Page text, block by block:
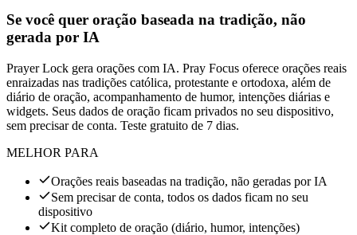
Se você quer oração baseada na tradição, não
gerada por IA
Prayer Lock gera orações com IA. Pray Focus oferece orações reais
enraizadas nas tradições católica, protestante e ortodoxa, além de
diário de oração, acompanhamento de humor, intenções diárias e
widgets. Seus dados de oração ficam privados no seu dispositivo,
sem precisar de conta. Teste gratuito de 7 dias.
MELHOR PARA
Orações reais baseadas na tradição, não geradas por IA
Sem precisar de conta, todos os dados ficam no seu
dispositivo
Kit completo de oração (diário, humor, intenções)